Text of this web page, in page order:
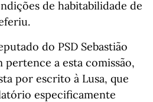
de habitabilidade de
do PSD Sebastião
pertence a esta comissão,
por escrito à Lusa, que
especificamente